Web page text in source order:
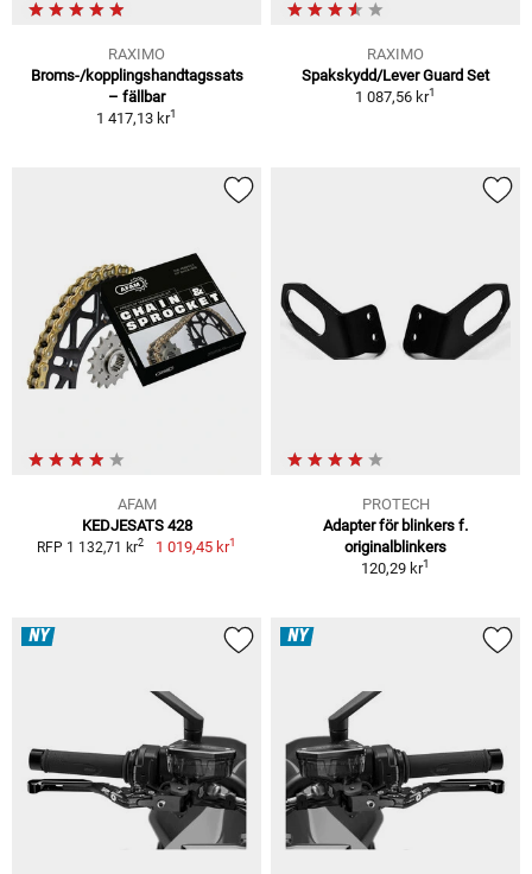
RAXIMO
Broms-/kopplingshandtagssats
– fällbar
1 417,13 kr1
RAXIMO
Spakskydd/Lever Guard Set
1 087,56 kr1
AFAM
KEDJESATS 428
RFP 1 132,71 kr2 1 019,45 kr1
PROTECH
Adapter för blinkers f.
originalblinkers
120,29 kr1
NY NY